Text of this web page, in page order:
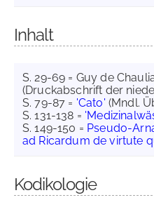
Inhalt
S. 29-69 = Guy de
(Druckabschrift der
S. 79-87 = 'Cato' (Mndl.
S. 131-138 =
S. 149-150 = Pseudo-
ad Ricardum de virtute
Kodikologie